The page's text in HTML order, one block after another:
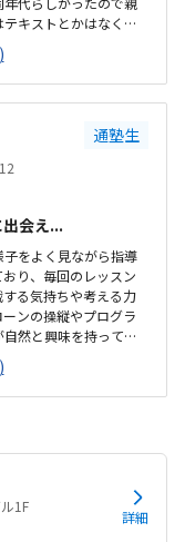
キストとかはなく、
ではありませんでし
いです。黄色い建物で
室をレンタルされて
その様な跡がありま
ども達の必須になるで
えてもらわない限り私
...
通塾生
会え...
をよく見ながら指導
り、毎回のレッスン
る気持ちや考える力
ンの操縦やプログラ
然と興味を持って取
る機会があるのも魅
、それでも子どもは
なく、子どもが「通
気があります。思う
錯誤しながら取り組
囲気があると感じて
ひとり...
1F
詳細